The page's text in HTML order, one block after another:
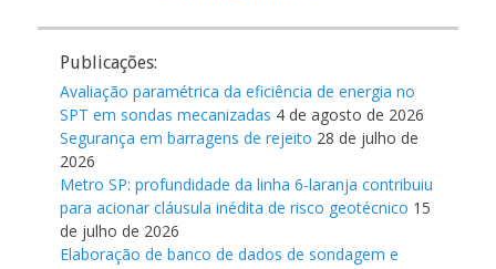
Publicações:
Avaliação paramétrica da eficiência de energia no
SPT em sondas mecanizadas 4 de agosto de 2026
Segurança em barragens de rejeito 28 de julho de
2026
Metro SP: profundidade da linha 6-laranja contribuiu
para acionar cláusula inédita de risco geotécnico 15
de julho de 2026
Elaboração de banco de dados de sondagem e